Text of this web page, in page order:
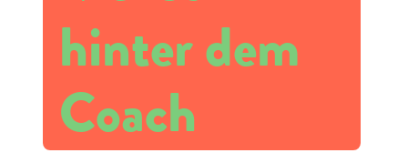
hinter dem
Coach